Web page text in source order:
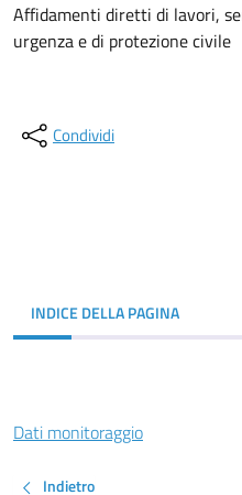
Affidamenti diretti di lavori,
urgenza e di protezione civile
Condividi
INDICE DELLA PAGINA
Dati monitoraggio
Indietro